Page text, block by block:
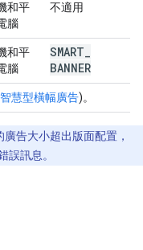
和平
腦
不適用
和平
腦
SMART
BANNER
智慧型橫幅廣告)。
告大小超出版面配置，
誤訊息。